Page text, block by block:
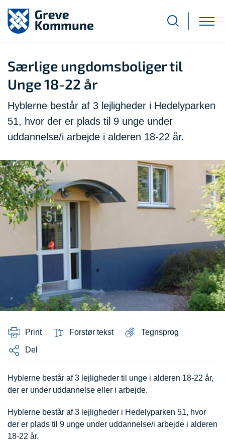
Særlige ungdomsboliger til
Unge 18-22 år
Hyblerne består af 3 lejligheder i Hedelyparken
51, hvor der er plads til 9 unge under
uddannelse/i arbejde i alderen 18-22 år.
Print Forstør tekst Tegnsprog
Del
Hyblerne består af 3 lejligheder til unge i alderen 18-22 år,
der er under uddannelse eller i arbejde.
Hyblerne består af 3 lejligheder i Hedelyparken 51, hvor
der er plads til 9 unge under uddannelse/i arbejde i alderen
18-22 år.